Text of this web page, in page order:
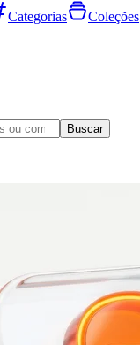
Categorias Coleções
Buscar